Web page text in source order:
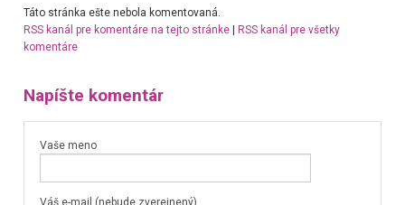
Táto stránka ešte nebola komentovaná.
RSS kanál pre komentáre na tejto stránke|
RSS kanál pre všetky
komentáre
Napíšte komentár
Vaše meno